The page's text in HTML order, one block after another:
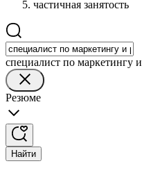
частичная занятость
специалист по маркетингу
Резюме
Найти